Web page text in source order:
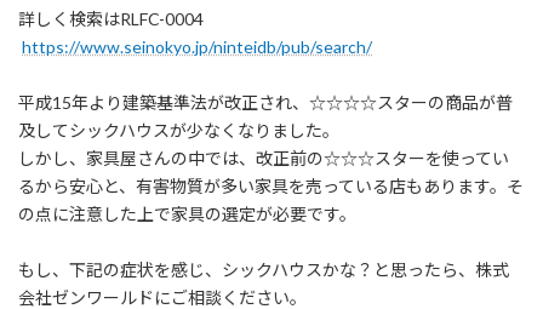
詳しく検索はRLFC-0004
https://www.seinokyo.jp/ninteidb/pub/search/
平成15年より建築基準法が改正され、☆☆☆☆スターの商品が普
及してシックハウスが少なくなりました。
しかし、家具屋さんの中では、改正前の☆☆☆スターを使ってい
るから安心と、有害物質が多い家具を売っている店もあります。そ
の点に注意した上で家具の選定が必要です。
もし、下記の症状を感じ、シックハウスかな？と思ったら、株式
会社ゼンワールドにご相談ください。